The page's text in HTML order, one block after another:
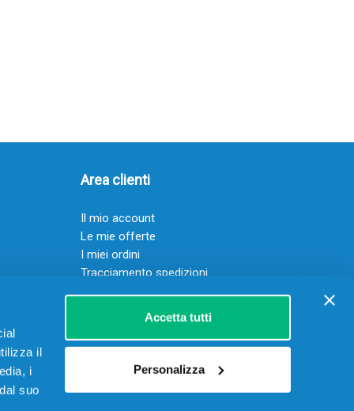
il
i
suo
Accetta tutti
Personalizza
Area clienti
Il mio account
Le mie offerte
I miei ordini
Tracciamento spedizioni
Resi
Servizio clienti